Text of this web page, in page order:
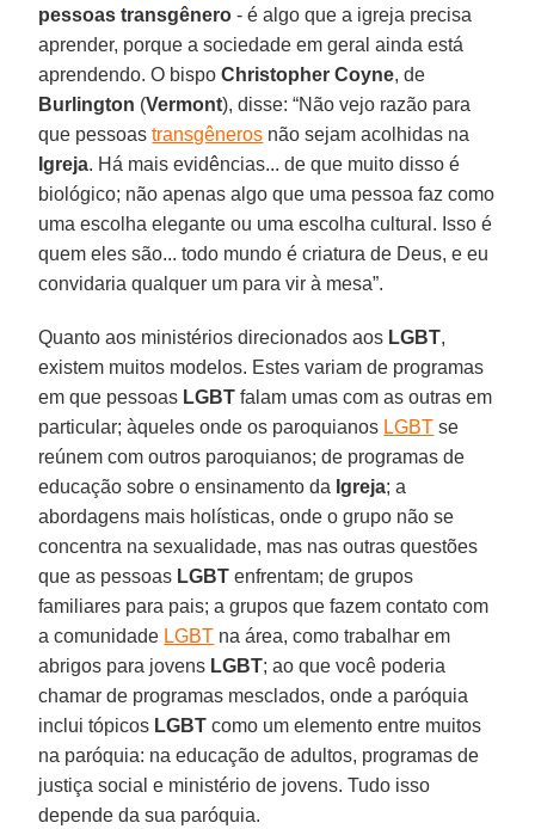
pessoas transgênero - é algo que a igreja precisa
aprender, porque a sociedade em geral ainda está
aprendendo. O bispoChristopher Coyne, de
Burlington (Vermont), disse: “Não vejo razão para
que pessoastransgêneros não sejam acolhidas na
Igreja. Há mais evidências... de que muito disso é
biológico; não apenas algo que uma pessoa faz como
uma escolha elegante ou uma escolha cultural. Isso é
quem eles são... todo mundo é criatura de Deus, e eu
convidaria qualquer um para vir à mesa”.
Quanto aos ministérios direcionados aos LGBT,
existem muitos modelos. Estes variam de programas
em que pessoas LGBT falam umas com as outras em
particular; àqueles onde os paroquianos LGBT se
reúnem com outros paroquianos; de programas de
educação sobre o ensinamento da Igreja; a
abordagens mais holísticas, onde o grupo não se
concentra na sexualidade, mas nas outras questões
que as pessoas LGBT enfrentam; de grupos
familiares para pais; a grupos que fazem contato com
a comunidade LGBT na área, como trabalhar em
abrigos para jovens LGBT; ao que você poderia
chamar de programas mesclados, onde a paróquia
inclui tópicos LGBT como um elemento entre muitos
na paróquia: na educação de adultos, programas de
justiça social e ministério de jovens. Tudo isso
depende da sua paróquia.